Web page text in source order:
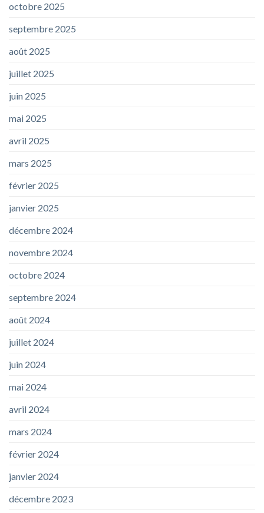
octobre 2025
septembre 2025
août 2025
juillet 2025
juin 2025
mai 2025
avril 2025
mars 2025
février 2025
janvier 2025
décembre 2024
novembre 2024
octobre 2024
septembre 2024
août 2024
juillet 2024
juin 2024
mai 2024
avril 2024
mars 2024
février 2024
janvier 2024
décembre 2023